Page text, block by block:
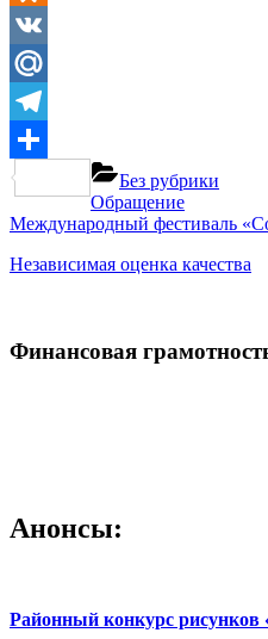
Odnoklassniki
VK
Mail.Ru
Telegram
Отправить
Без рубрики
Навигация
по
записям
Previous
Post:
Обращение
Next
Международный фестиваль
Независимая оценка качества
Финансовая
Анонсы:
Районный конкурс рисунков